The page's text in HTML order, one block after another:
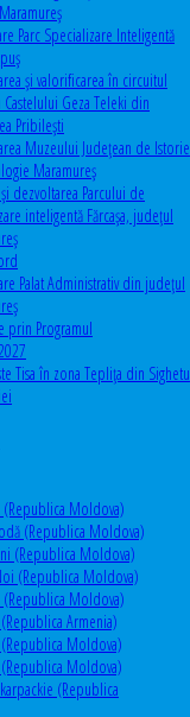
Parc Specializare Inteligentă
și valorificarea în circuitul
Geza Teleki din
Pribilești
Muzeului Județean de Istorie
Maramureș
dezvoltarea Parcului de
inteligentă Fărcașa, județul
Palat Administrativ din județul
prin Programul
Tisa în zona Teplița din Sighetu
(Republica Moldova)
(Republica Moldova)
(Republica Moldova)
(Republica Moldova)
(Republica Moldova)
Armenia)
Moldova)
Moldova)
(Republica